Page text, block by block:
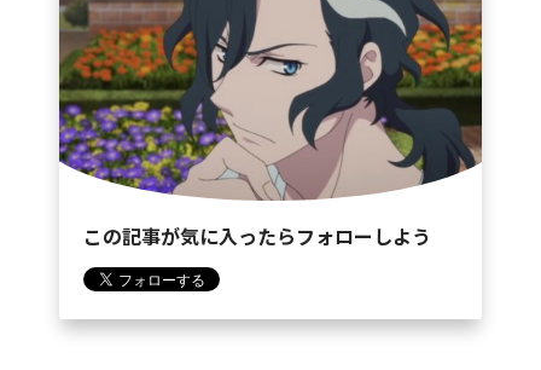
この記事が気に入ったらフォローしよう